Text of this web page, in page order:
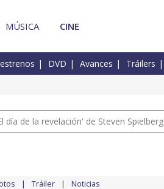
MÚSICA CINE
DVD Avances Tráilers
día de la revelación' de Steven Spielberg
Tráiler Noticias